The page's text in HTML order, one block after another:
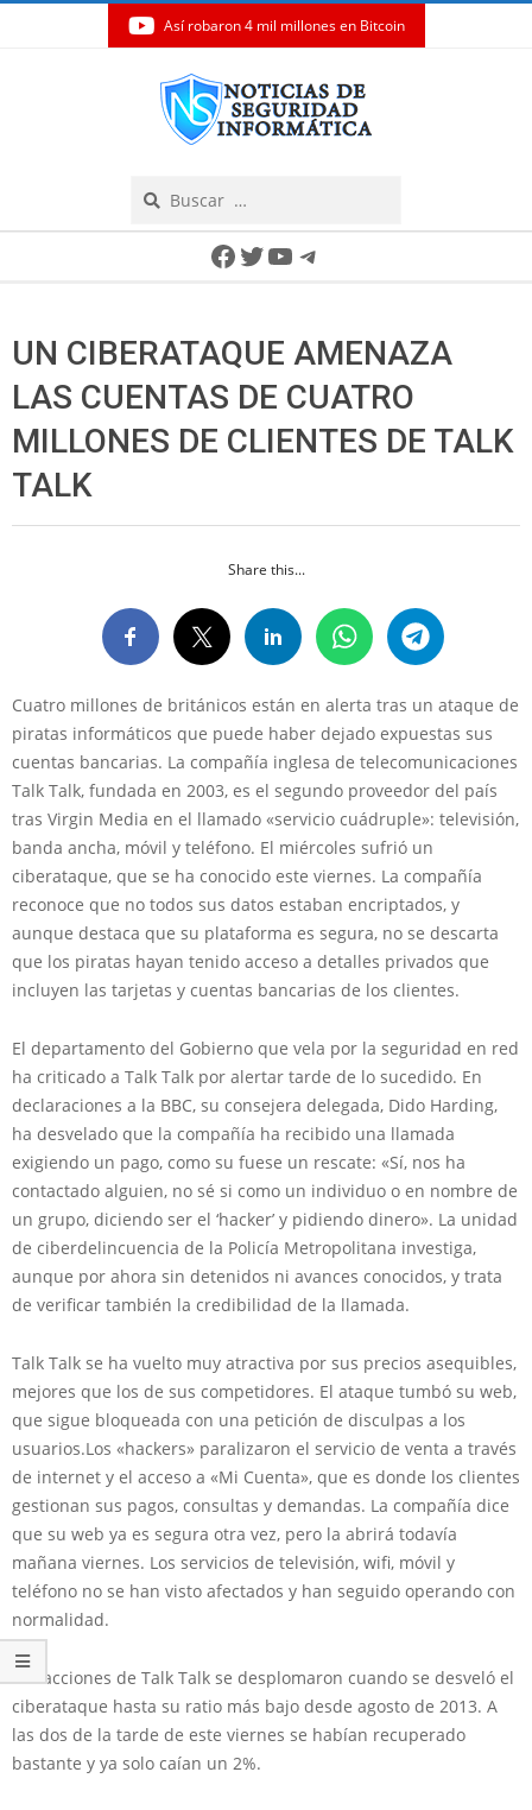
Así robaron 4 mil millones en Bitcoin
Facebook
Twitter
YouTube
Telegram
UN CIBERATAQUE AMENAZA
LAS CUENTAS DE CUATRO
MILLONES DE CLIENTES DE TALK
TALK
Share this...
Cuatro millones de británicos están en alerta tras un ataque de
piratas informáticos que puede haber dejado expuestas sus
cuentas bancarias. La compañía inglesa de telecomunicaciones
Talk Talk, fundada en 2003, es el segundo proveedor del país
tras Virgin Media en el llamado «servicio cuádruple»: televisión,
banda ancha, móvil y teléfono. El miércoles sufrió un
ciberataque, que se ha conocido este viernes. La compañía
reconoce que no todos sus datos estaban encriptados, y
aunque destaca que su plataforma es segura, no se descarta
que los piratas hayan tenido acceso a detalles privados que
incluyen las tarjetas y cuentas bancarias de los clientes.
El departamento del Gobierno que vela por la seguridad en red
ha criticado a Talk Talk por alertar tarde de lo sucedido. En
declaraciones a la BBC, su consejera delegada, Dido Harding,
ha desvelado que la compañía ha recibido una llamada
exigiendo un pago, como su fuese un rescate: «Sí, nos ha
contactado alguien, no sé si como un individuo o en nombre de
un grupo, diciendo ser el ‘hacker’ y pidiendo dinero». La unidad
de ciberdelincuencia de la Policía Metropolitana investiga,
aunque por ahora sin detenidos ni avances conocidos, y trata
de verificar también la credibilidad de la llamada.
Talk Talk se ha vuelto muy atractiva por sus precios asequibles,
mejores que los de sus competidores. El ataque tumbó su web,
que sigue bloqueada con una petición de disculpas a los
usuarios.Los «hackers» paralizaron el servicio de venta a través
de internet y el acceso a «Mi Cuenta», que es donde los clientes
gestionan sus pagos, consultas y demandas. La compañía dice
que su web ya es segura otra vez, pero la abrirá todavía
mañana viernes. Los servicios de televisión, wifi, móvil y
teléfono no se han visto afectados y han seguido operando con
normalidad.
Las acciones de Talk Talk se desplomaron cuando se desveló el
ciberataque hasta su ratio más bajo desde agosto de 2013. A
las dos de la tarde de este viernes se habían recuperado
bastante y ya solo caían un 2%.